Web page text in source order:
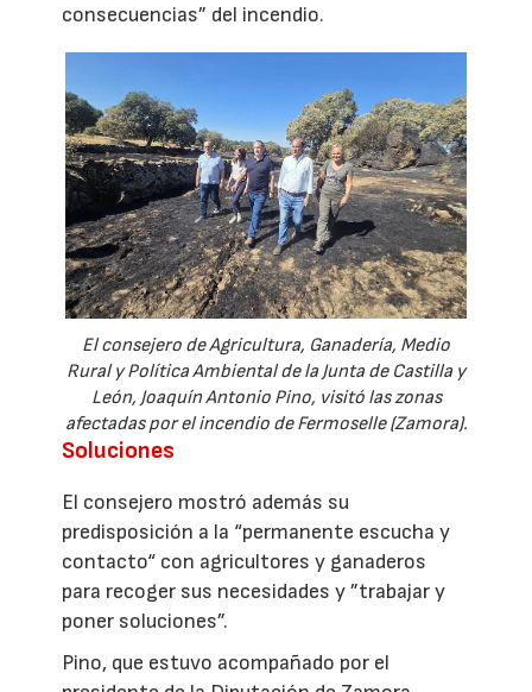
consecuencias” del incendio.
El consejero de Agricultura, Ganadería, Medio
Rural y Política Ambiental de la Junta de Castilla y
León, Joaquín Antonio Pino, visitó las zonas
afectadas por el incendio de Fermoselle (Zamora).
Soluciones
El consejero mostró además su
predisposición a la “permanente escucha y
contacto“ con agricultores y ganaderos
para recoger sus necesidades y ”trabajar y
poner soluciones”.
Pino, que estuvo acompañado por el